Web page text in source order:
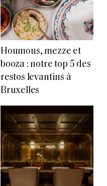
Houmous, mezze et
booza : notre top 5 des
restos levantins à
Bruxelles